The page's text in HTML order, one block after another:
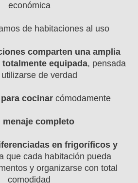
económica
de habitaciones al uso
comparten una amplia
equipada, pensada
de verdad
cocinar cómodamente
menaje completo
en frigoríficos y
que cada habitación pueda
y organizarse con total
comodidad